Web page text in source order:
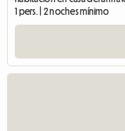
1 pers. | 2 noches mínimo